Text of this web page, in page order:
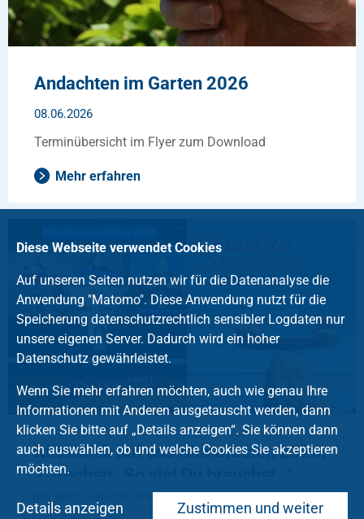
Andachten im Garten 2026
08.06.2026
Terminübersicht im Flyer zum Download
Mehr erfahren
Rückblick auf das Klimafasten 2026:
7 Wochen „So viel Du brauchst…“
04.05.2026
Diese Webseite verwendet Cookies
Auf unseren Seiten nutzen wir für die Datenanalyse die
Anwendung "Matomo". Diese Anwendung nutzt für die
Speicherung datenschutzrechtlich sensibler Logdaten nur
unsere eigenen Server. Dadurch wird ein hoher
Datenschutz gewährleistet.
Wenn Sie mehr erfahren möchten, auch wie genau Ihre
Informationen mit Anderen ausgetauscht werden, dann
klicken Sie bitte auf „Details anzeigen“. Sie können dann
auch auswählen, ob und welche Cookies Sie akzeptieren
möchten.
Zustimmen und weiter
Details anzeigen
Hier geht's zum Chat mit dem Team des Kirchenkreises